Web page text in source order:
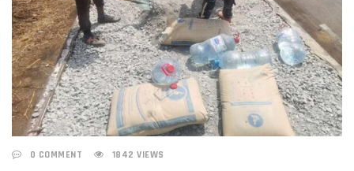
0 COMMENT 1842 VIEWS